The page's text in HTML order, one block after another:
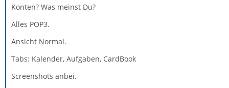
Konten? Was meinst Du?
Alles POP3.
Ansicht Normal.
Tabs: Kalender, Aufgaben, CardBook
Screenshots anbei.